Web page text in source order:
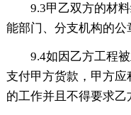
9.3甲乙双方的材
能部门、分支机构的公
9.4如因乙方工程
支付甲方货款，甲方
的工作并且不得要求乙